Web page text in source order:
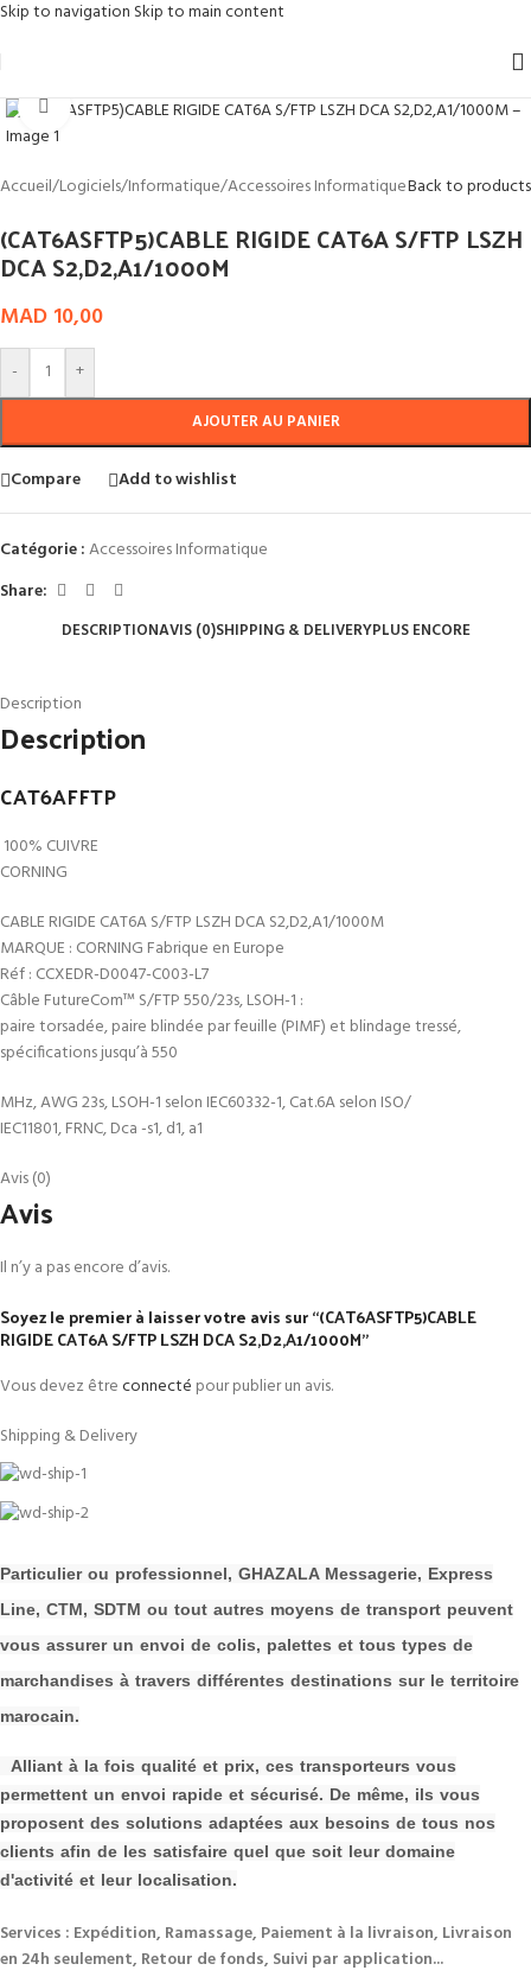
Skip to navigation Skip to main content
Click to enlarge
Accueil/Logiciels/Informatique/Accessoires InformatiqueBack to products
(CAT6ASFTP5)CABLE RIGIDE CAT6A S/FTP LSZH
DCA S2,D2,A1/1000M
MAD 10,00
- +
AJOUTER AU PANIER
Compare Add to wishlist
Catégorie :Accessoires Informatique
Share:
DESCRIPTIONAVIS (0)SHIPPING & DELIVERYPLUS ENCORE
Description
Description
CAT6AFFTP
100% CUIVRE
CORNING
CABLE RIGIDE CAT6A S/FTP LSZH DCA S2,D2,A1/1000M
MARQUE : CORNING Fabrique en Europe
Réf : CCXEDR-D0047-C003-L7
Câble FutureCom™ S/FTP 550/23s, LSOH-1 :
paire torsadée, paire blindée par feuille (PIMF) et blindage tressé,
spécifications jusqu’à 550
MHz, AWG 23s, LSOH-1 selon IEC60332-1, Cat.6A selon ISO/
IEC11801, FRNC, Dca -s1, d1, a1
Avis (0)
Avis
Il n’y a pas encore d’avis.
Soyez le premier à laisser votre avis sur “(CAT6ASFTP5)CABLE
RIGIDE CAT6A S/FTP LSZH DCA S2,D2,A1/1000M”
Vous devez êtreconnecté pour publier un avis.
Shipping & Delivery
Particulier ou professionnel, GHAZALA Messagerie, Express
Line, CTM, SDTM ou tout autres moyens de transport peuvent
vous assurer un envoi de colis, palettes et tous types de
marchandises à travers différentes destinations sur le territoire
marocain.
Alliant à la fois qualité et prix, ces transporteurs vous
permettent un envoi rapide et sécurisé. De même, ils vous
proposent des solutions adaptées aux besoins de tous nos
clients afin de les satisfaire quel que soit leur domaine
d'activité et leur localisation.
Services : Expédition, Ramassage, Paiement à la livraison, Livraison
en 24h seulement, Retour de fonds, Suivi par application...